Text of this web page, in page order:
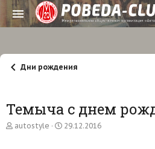
Дни рождения
Темыча с днем
А
autostyle
Д
29.12.2016